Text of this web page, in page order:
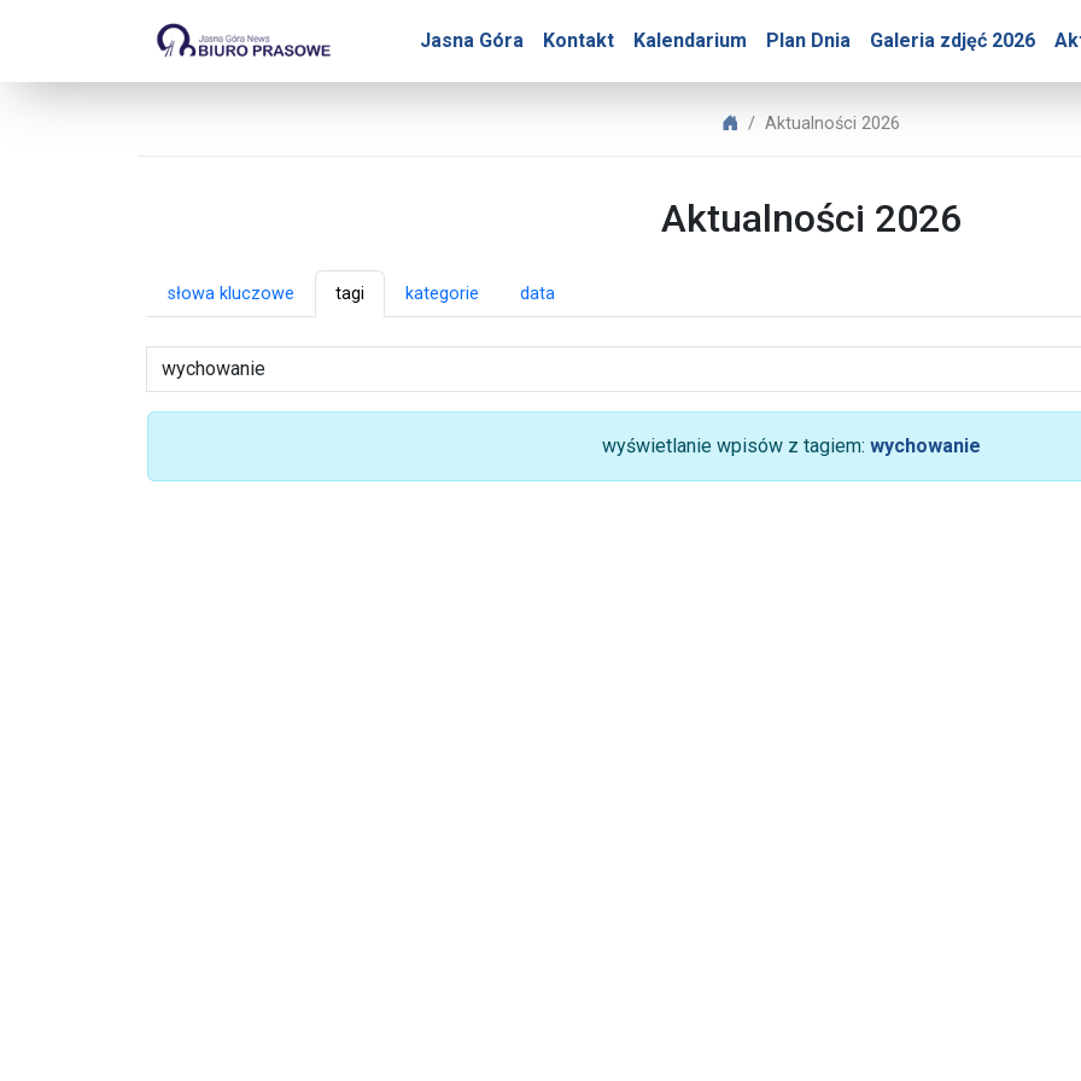
Jasna Góra Kontakt Kalendarium Plan Dnia Galeria zdjęć 2026
Biuro Prasowe Jasnej Góry – Aktualności 2026
Biuro Prasowe Jasnej Góry
Aktualności 2026
Aktualności 2026
słowa kluczowe tagi kategorie data
wyświetlanie wpisów z tagiem: wychowanie